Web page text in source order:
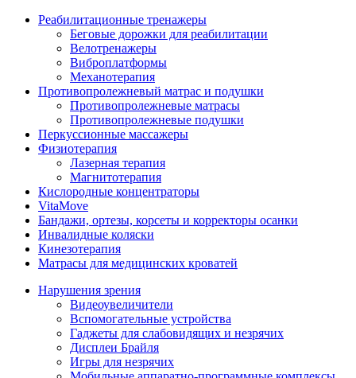
Реабилитационные тренажеры
Беговые дорожки для реабилитации
Велотренажеры
Виброплатформы
Механотерапия
Противопролежневый матрас и подушки
Противопролежневые матрасы
Противопролежневые подушки
Перкуссионные массажеры
Физиотерапия
Лазерная терапия
Магнитотерапия
Кислородные концентраторы
VitaMove
Бандажи, ортезы, корсеты и корректоры осанки
Инвалидные коляски
Кинезотерапия
Матрасы для медицинских кроватей
Нарушения зрения
Видеоувеличители
Вспомогательные устройства
Гаджеты для слабовидящих и незрячих
Дисплеи Брайля
Игры для незрячих